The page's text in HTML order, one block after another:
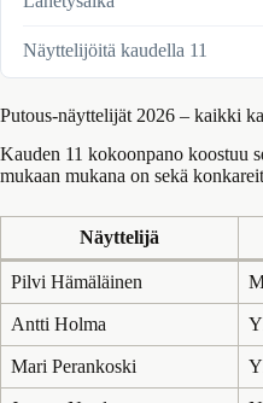
Näyttelijöitä kaudella 11
Putous-näyttelijät 2026 – kaikki
Kauden 11 kokoonpano koostuu
mukaan mukana on sekä
Näyttelijä
Pilvi Hämäläinen
Antti Holma
Mari Perankoski